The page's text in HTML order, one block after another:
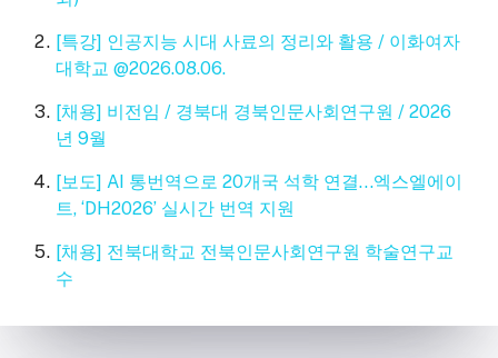
[특강] 인공지능 시대 사료의 정리와 활용 / 이화여자
대학교 @2026.08.06.
[채용] 비전임 / 경북대 경북인문사회연구원 / 2026
년 9월
[보도] AI 통번역으로 20개국 석학 연결…엑스엘에이
트, ‘DH2026’ 실시간 번역 지원
[채용] 전북대학교 전북인문사회연구원 학술연구교
수